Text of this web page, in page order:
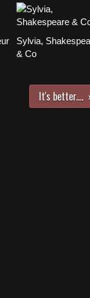
Sylvia,
& Co
It's better....